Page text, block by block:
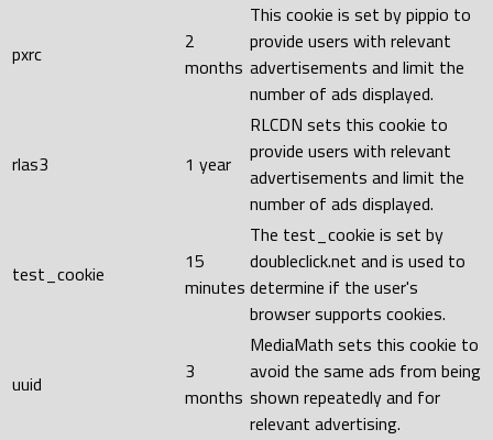
pxrc
2
months
This cookie is set by pippio to
provide users with relevant
advertisements and limit the
number of ads displayed.
rlas3 1 year
RLCDN sets this cookie to
provide users with relevant
advertisements and limit the
number of ads displayed.
test_cookie
15
minutes
The test_cookie is set by
doubleclick.net and is used to
determine if the user's
browser supports cookies.
uuid
3
months
MediaMath sets this cookie to
avoid the same ads from being
shown repeatedly and for
relevant advertising.